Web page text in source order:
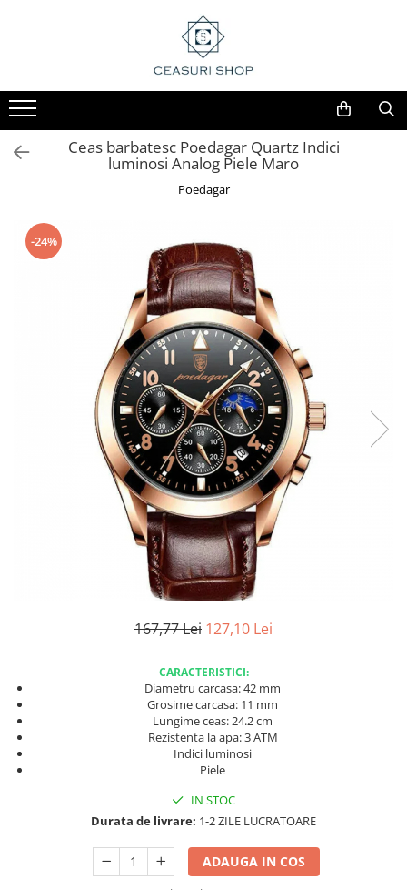
Ceas barbatesc Poedagar Quartz Indici
luminosi Analog Piele Maro
Poedagar
-24%
167,77 Lei 127,10 Lei
CARACTERISTICI:
Diametru carcasa: 42 mm
Grosime carcasa: 11 mm
Lungime ceas: 24.2 cm
Rezistenta la apa: 3 ATM
Indici luminosi
Piele
IN STOC
Durata de livrare: 1-2 ZILE LUCRATOARE
ADAUGA IN COS